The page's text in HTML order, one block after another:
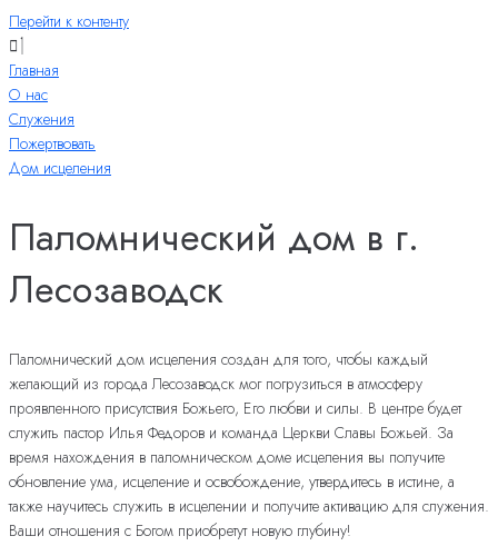
Перейти к контенту
Главная
О нас
Служения
Пожертвовать
Дом исцеления
Паломнический дом в г.
Лесозаводск
Паломнический дом исцеления создан для того, чтобы каждый
желающий из города Лесозаводск мог погрузиться в атмосферу
проявленного присутствия Божьего, Его любви и силы. В центре будет
служить пастор Илья Федоров и команда Церкви Славы Божьей. За
время нахождения в паломническом доме исцеления вы получите
обновление ума, исцеление и освобождение, утвердитесь в истине, а
также научитесь служить в исцелении и получите активацию для служения.
Ваши отношения с Богом приобретут новую глубину!